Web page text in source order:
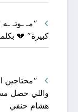
“مـ ـوتـ
كبيرة” 💔
“محتاجين
واللي حصل
هشام حنفي